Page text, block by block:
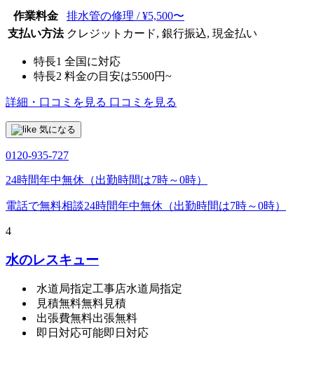
作業料金
排水管の修理 / ¥5,500〜
支払い方法 クレジットカード, 銀行振込, 現金払い
特長1 全国に対応
特長2 料金の目安は5500円~
詳細・口コミを見る 口コミを見る
気になる
0120-935-727
24時間年中無休（出勤時間は7時～0時）
電話で無料相談24時間年中無休（出勤時間は7時～0時）
4
水のレスキュー
水道局指定工事店水道局指定
見積無料無料見積
出張費無料出張無料
即日対応可能即日対応